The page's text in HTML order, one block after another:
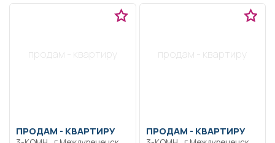
продам - квартиру
ПРОДАМ - КВАРТИРУ
продам - квартиру
ПРОДАМ - КВАРТИРУ